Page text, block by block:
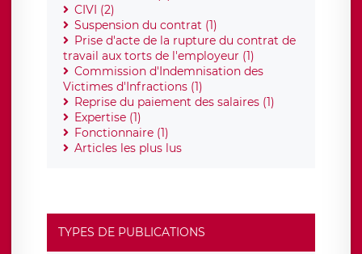
CIVI (2)
Suspension du contrat (1)
Prise d'acte de la rupture du contrat de
travail aux torts de l'employeur (1)
Commission d'Indemnisation des
Victimes d'Infractions (1)
Reprise du paiement des salaires (1)
Expertise (1)
Fonctionnaire (1)
Articles les plus lus
TYPES DE PUBLICATIONS